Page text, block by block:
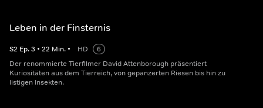
Leben in der Finsternis
S2 Ep.3 • 22 Min. • HD
6
Der renommierte Tierfilmer David Attenborough präsentiert
Kuriositäten aus dem Tierreich, von gepanzerten Riesen bis hin zu
listigen Insekten.